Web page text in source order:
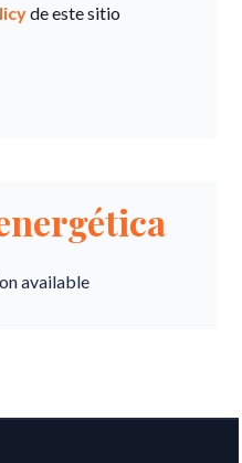
de este sitio
available